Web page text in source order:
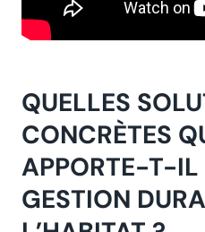
QUELLES
CONCRÈTES
APPORTE-T-IL
GESTION